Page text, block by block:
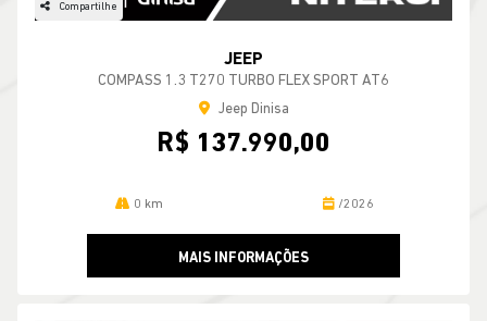
Compartilhe
JEEP
COMPASS 1.3 T270 TURBO FLEX SPORT AT6
Jeep Dinisa
R$ 137.990,00
0 km /2026
MAIS INFORMAÇÕES